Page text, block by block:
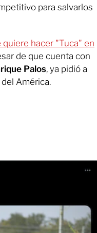
para salvarlos
hacer "Tuca" en
de que cuenta con
Palos, ya pidió a
América.